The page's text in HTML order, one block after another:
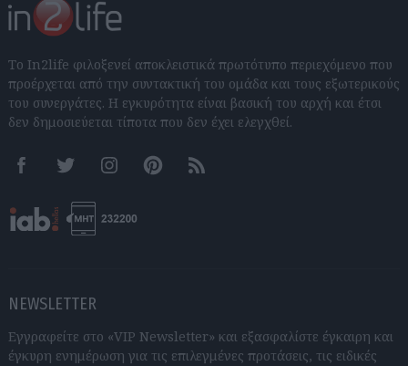
Το In2life φιλοξενεί αποκλειστικά πρωτότυπο περιεχόμενο που
προέρχεται από την συντακτική του ομάδα και τους εξωτερικούς
του συνεργάτες. Η εγκυρότητα είναι βασική του αρχή και έτσι
δεν δημοσιεύεται τίποτα που δεν έχει ελεγχθεί.
FacebookTwitter InstagramPinterestRSS feeds
NEWSLETTER
Εγγραφείτε στο «VIP Newsletter» και εξασφαλίστε έγκαιρη και
έγκυρη ενημέρωση για τις επιλεγμένες προτάσεις, τις ειδικές